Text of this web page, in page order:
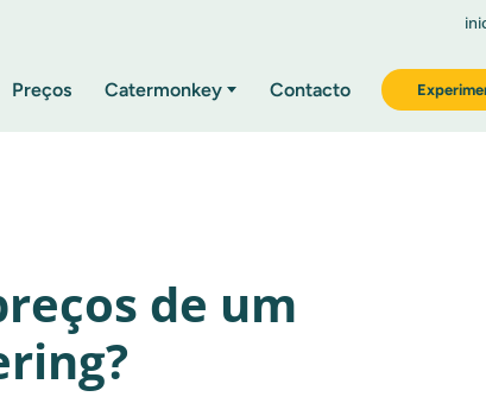
Preços Catermonkey Contacto
de um